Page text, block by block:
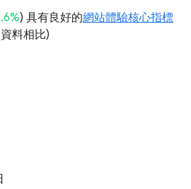
) 具有良好的網站體驗核心指標
資料相比)